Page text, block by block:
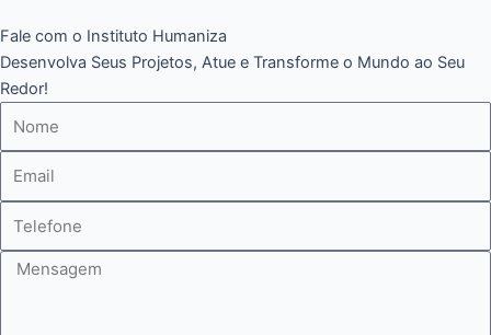
Fale com o Instituto Humaniza
Desenvolva Seus Projetos, Atue e Transforme o Mundo ao Seu
Redor!
Mensagem